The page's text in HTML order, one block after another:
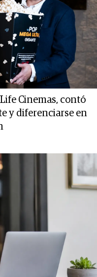
Cinemas, contó
y diferenciarse en